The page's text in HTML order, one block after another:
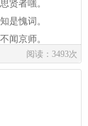
葬于洛阳。白居
墓）坐落在洛阳
号称香山居
主义诗人，他的
“诗魔”和“诗
白氏长庆集》传
贤者嗤。
是愧词。
闻京师。
此江湄。阅读：3493次